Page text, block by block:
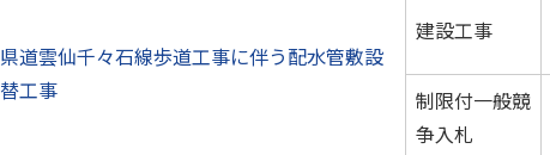
県道雲仙千々石線歩道工事に伴う配水管敷設
替工事
建設工事
制限付一般競
争入札